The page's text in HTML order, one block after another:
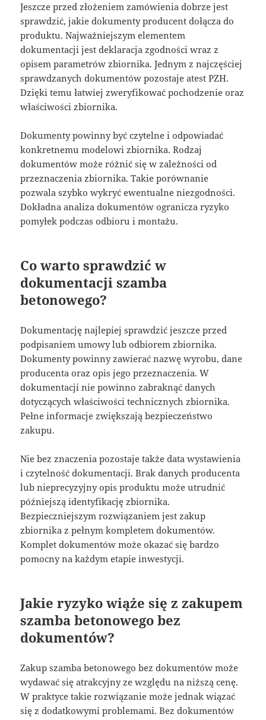
Jeszcze przed złożeniem zamówienia dobrze jest
sprawdzić, jakie dokumenty producent dołącza do
produktu. Najważniejszym elementem
dokumentacji jest deklaracja zgodności wraz z
opisem parametrów zbiornika. Jednym z najczęściej
sprawdzanych dokumentów pozostaje atest PZH.
Dzięki temu łatwiej zweryfikować pochodzenie oraz
właściwości zbiornika.
Dokumenty powinny być czytelne i odpowiadać
konkretnemu modelowi zbiornika. Rodzaj
dokumentów może różnić się w zależności od
przeznaczenia zbiornika. Takie porównanie
pozwala szybko wykryć ewentualne niezgodności.
Dokładna analiza dokumentów ogranicza ryzyko
pomyłek podczas odbioru i montażu.
Co warto sprawdzić w
dokumentacji szamba
betonowego?
Dokumentację najlepiej sprawdzić jeszcze przed
podpisaniem umowy lub odbiorem zbiornika.
Dokumenty powinny zawierać nazwę wyrobu, dane
producenta oraz opis jego przeznaczenia. W
dokumentacji nie powinno zabraknąć danych
dotyczących właściwości technicznych zbiornika.
Pełne informacje zwiększają bezpieczeństwo
zakupu.
Nie bez znaczenia pozostaje także data wystawienia
i czytelność dokumentacji. Brak danych producenta
lub nieprecyzyjny opis produktu może utrudnić
późniejszą identyfikację zbiornika.
Bezpieczniejszym rozwiązaniem jest zakup
zbiornika z pełnym kompletem dokumentów.
Komplet dokumentów może okazać się bardzo
pomocny na każdym etapie inwestycji.
Jakie ryzyko wiąże się z zakupem
szamba betonowego bez
dokumentów?
Zakup szamba betonowego bez dokumentów może
wydawać się atrakcyjny ze względu na niższą cenę.
W praktyce takie rozwiązanie może jednak wiązać
się z dodatkowymi problemami. Bez dokumentów